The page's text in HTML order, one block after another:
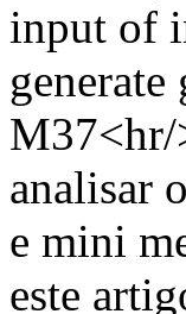
input of
M37<hr/
analisar
e mini
este